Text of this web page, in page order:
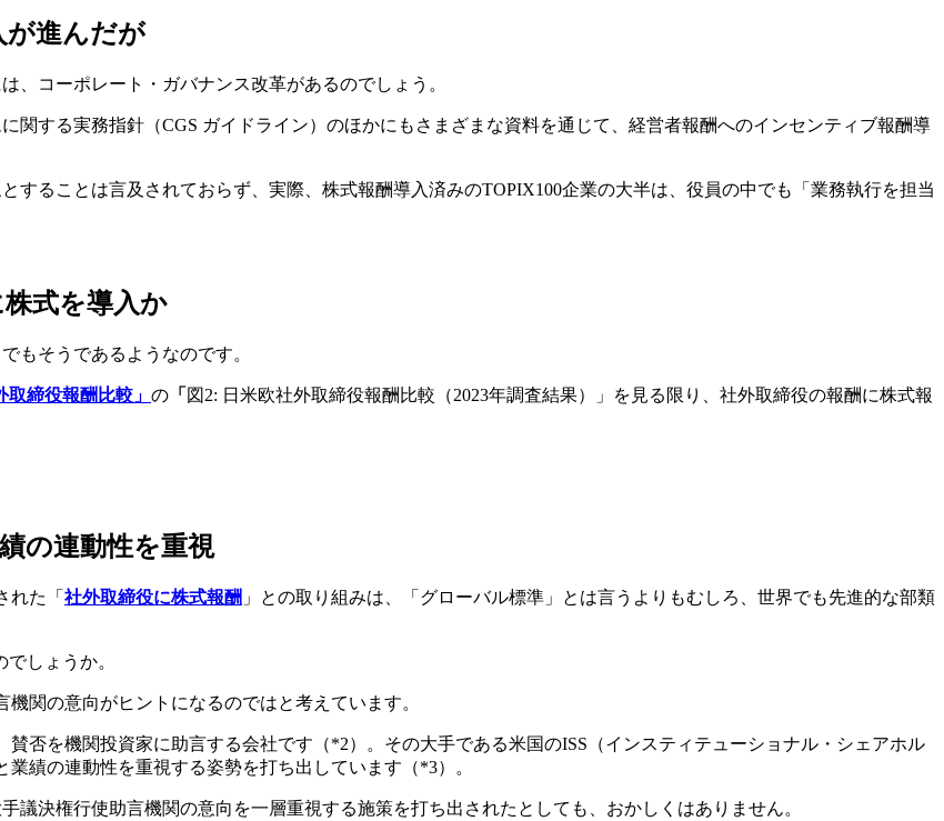
が進んだが
、コーポレート・ガバナンス改革があるのでしょう。
関する実務指針（CGS ガイドライン）のほかにもさまざまな資料を通じて、経営者報酬へのインセンティブ報酬導
することは言及されておらず、実際、株式報酬導入済みのTOPIX100企業の大半は、役員の中でも「業務執行を担当
式を導入か
もそうであるようなのです。
締役報酬比較」 の 「 図2: 日米欧社外取締役報酬比較（2023年調査結果）」を見る限り、社外取締役の報酬に株式報
の連動性を重視
れた「 社外取締役に株式報酬 」との取り組みは、「グローバル標準」とは言うよりもむしろ、世界でも先進的な部類
しょうか。
関の意向がヒントになるのではと考えています。
否を機関投資家に助言する会社です（*2）。その大手である米国のISS（インスティテューショナル・シェアホル
績の連動性を重視する姿勢を打ち出しています（*3）。
議決権行使助言機関の意向を一層重視する施策を打ち出されたとしても、おかしくはありません。